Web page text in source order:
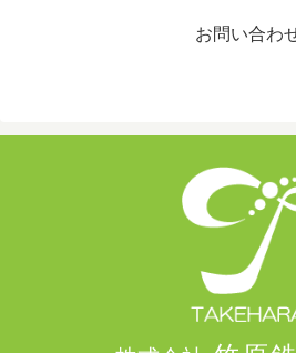
お問い合わ